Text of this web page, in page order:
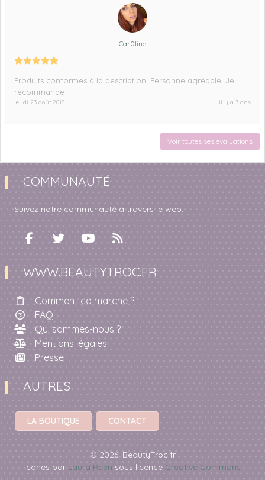
Car0line
Produits conformes à la description. Personne agréable. Je
recommande
jeudi 23 août 2018 il y a 7 ans
Voir toutes ses évaluations
COMMUNAUTÉ
Suivez notre communauté à travers le web.
WWW.BEAUTYTROC.FR
Comment ça marche ?
FAQ
Qui sommes-nous ?
Mentions légales
Presse
AUTRES
LA BOUTIQUE CONTACT
© 2026. BeautyTroc.fr
icônes par Laura Reen sous licence Creative Commons